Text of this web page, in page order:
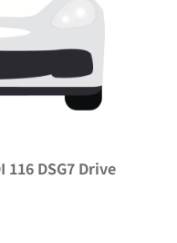
116 DSG7 Drive